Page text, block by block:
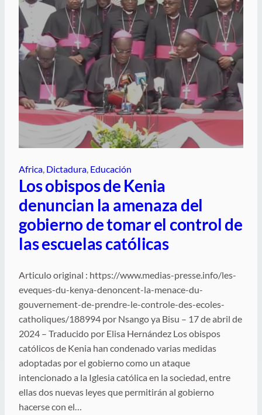
Africa Dictadura Educación
Los obispos de Kenia
denuncian la amenaza del
gobierno de tomar el control de
las escuelas católicas
Articulo original : https://www.medias-presse.info/les-
eveques-du-kenya-denoncent-la-menace-du-
gouvernement-de-prendre-le-controle-des-ecoles-
catholiques/188994 por Nsango ya Bisu – 17 de abril de
2024 – Traducido por Elisa Hernández Los obispos
católicos de Kenia han condenado varias medidas
adoptadas por el gobierno como un ataque
intencionado a la Iglesia católica en la sociedad, entre
ellas dos nuevas leyes que permitirán al gobierno
hacerse con el…